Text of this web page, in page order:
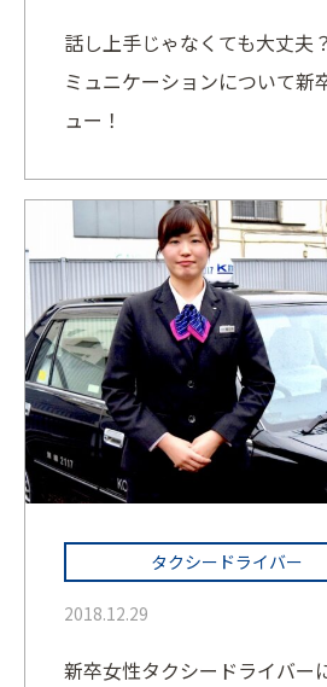
話し上手じゃなくても大丈夫
ミュニケーションについて新
ュー！
タクシードライバー
2018.12.29
新卒女性タクシードライバー